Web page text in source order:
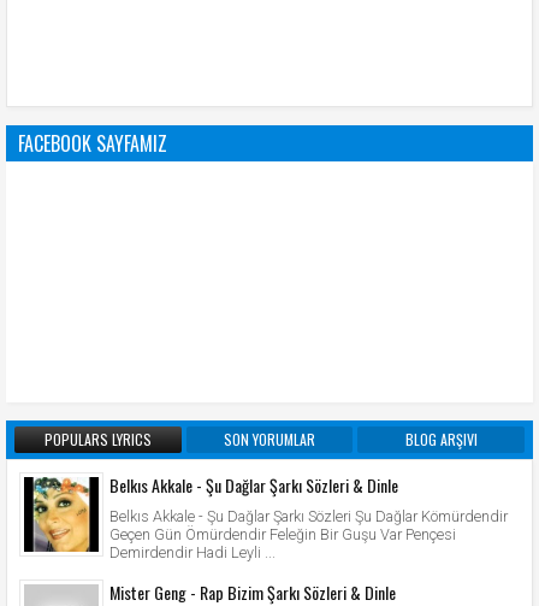
FACEBOOK SAYFAMIZ
POPULARS LYRICS SON YORUMLAR BLOG ARŞIVI
Belkıs Akkale - Şu Dağlar Şarkı Sözleri & Dinle
Belkıs Akkale - Şu Dağlar Şarkı Sözleri Şu Dağlar Kömürdendir
Geçen Gün Ömürdendir Feleğin Bir Guşu Var Pençesi
Demirdendir Hadi Leyli ...
Mister Geng - Rap Bizim Şarkı Sözleri & Dinle